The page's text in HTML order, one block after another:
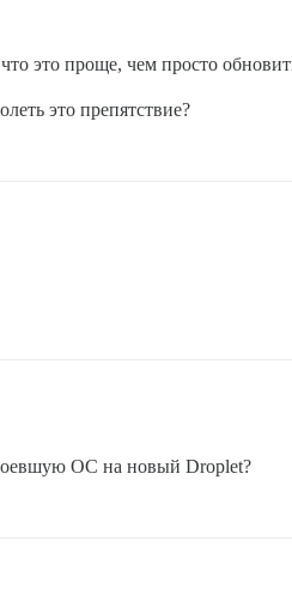
это проще, чем просто
это препятствие?
ОС на новый Droplet?